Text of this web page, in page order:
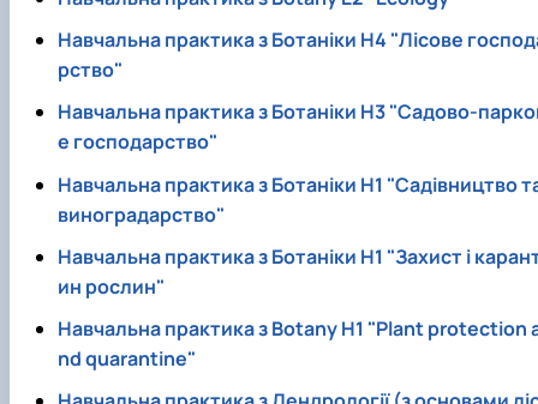
Навчальна практика з Ботаніки Н4 "Лісове
рство"
Навчальна практика з Ботаніки Н3 "Садово-
е господарство"
Навчальна практика з Ботаніки Н1 "Садівництво
виноградарство"
Навчальна практика з Ботаніки Н1 "Захист і
ин рослин"
Навчальна практика з Botany Н1 "Plant protection
nd quarantine"